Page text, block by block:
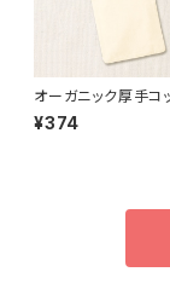
オーガニック厚手コ
トサコッシュ MG ナ
¥374